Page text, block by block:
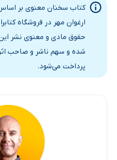
فرزند
مسئولیت
شکست
ستایش
کتاب سخنان معنوی بر اساس
ارغوان مهر در فروشگاه
حقوق مادی و معنوی نشر این
شده و سهم ناشر و صاحب
پرداخت می‌شود.